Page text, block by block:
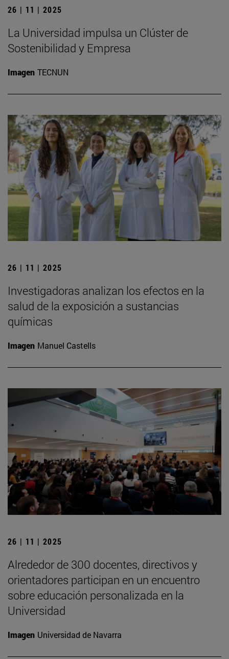
26 | 11 | 2025
La Universidad impulsa un Clúster de
Sostenibilidad y Empresa
Imagen TECNUN
26 | 11 | 2025
Investigadoras analizan los efectos en la
salud de la exposición a sustancias
químicas
Imagen Manuel Castells
26 | 11 | 2025
Alrededor de 300 docentes, directivos y
orientadores participan en un encuentro
sobre educación personalizada en la
Universidad
Imagen Universidad de Navarra